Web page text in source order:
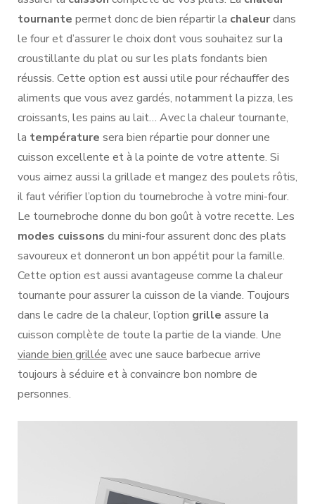
tournante permet donc de bien répartir la chaleurdans
le four et d’assurer le choix dont vous souhaitez sur la
croustillante du plat ou sur les plats fondants bien
réussis. Cette option est aussi utile pour réchauffer des
aliments que vous avez gardés, notamment la pizza, les
croissants, les pains au lait… Avec la chaleur tournante,
la température sera bien répartie pour donner une
cuisson excellente et à la pointe de votre attente. Si
vous aimez aussi la grillade et mangez des poulets rôtis,
il faut vérifier l’option du tournebroche à votre mini-four.
Le tournebroche donne du bon goût à votre recette. Les
modes cuissons du mini-four assurent donc des plats
savoureux et donneront un bon appétit pour la famille.
Cette option est aussi avantageuse comme la chaleur
tournante pour assurer la cuisson de la viande. Toujours
dans le cadre de la chaleur, l’option grille assure la
cuisson complète de toute la partie de la viande. Une
viande bien grillée avec une sauce barbecue arrive
toujours à séduire et à convaincre bon nombre de
personnes.